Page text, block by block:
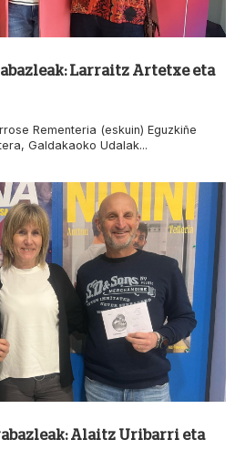
Larraitz Artetxe eta
Rementeria (eskuin) Eguzkiñe
Galdakaoko Udalak...
Alaitz Uribarri eta